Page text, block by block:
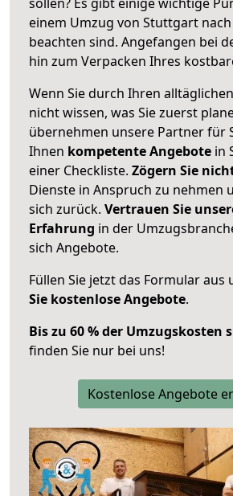
einem Umzug von Stuttgart nach
beachten sind. Angefangen bei
hin zum Verpacken Ihres
Wenn Sie durch Ihren
nicht wissen, was Sie zuerst
übernehmen unsere Partner für
Ihnen kompetente Angebote in
einer Checkliste. Zögern Sie
Dienste in Anspruch zu nehmen
sich zurück. Vertrauen Sie
Erfahrung in der
sich Angebote.
Füllen Sie jetzt das Formular aus
Sie kostenlose Angebote.
Bis zu 60 % der Umzugskosten
finden Sie nur bei uns!
Kostenlose Angebote